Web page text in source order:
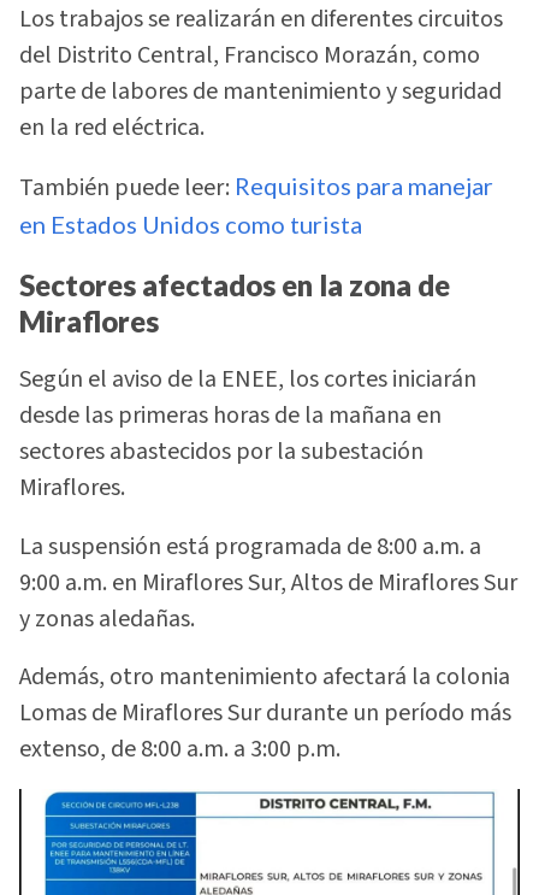
Los trabajos se realizarán en diferentes circuitos
del Distrito Central, Francisco Morazán, como
parte de labores de mantenimiento y seguridad
en la red eléctrica.
También puede leer: Requisitos para manejar
en Estados Unidos como turista
Sectores afectados en la zona de
Miraflores
Según el aviso de la ENEE, los cortes iniciarán
desde las primeras horas de la mañana en
sectores abastecidos por la subestación
Miraflores.
La suspensión está programada de 8:00 a.m. a
9:00 a.m. en Miraflores Sur, Altos de Miraflores Sur
y zonas aledañas.
Además, otro mantenimiento afectará la colonia
Lomas de Miraflores Sur durante un período más
extenso, de 8:00 a.m. a 3:00 p.m.